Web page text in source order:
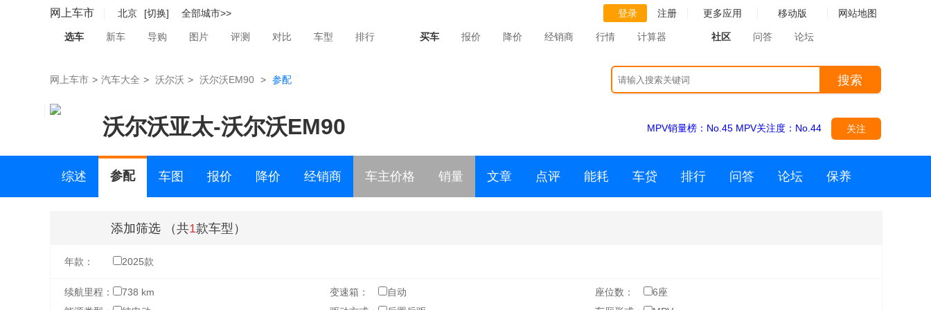
网上车市 北京 [切换] 全部城市>> 登录 注册 更多应用 移动版 网站地图
选车 新车 导购 图片 评测 对比 车型 排行 买车 报价 降价 经销商 行情 计算器 社区 问答 论坛
网上车市 > 汽车大全 > 沃尔沃 > 沃尔沃EM90 > 参配 搜索
沃尔沃亚太-沃尔沃EM90 MPV销量榜： No.45 MPV关注度： No.44 关注
综述 参配 车图 报价 降价 经销商 车主价格 销量 文章 点评 能耗 车贷 排行 问答 论坛 保养
添加筛选 （共1款车型）
年款： 2025款
续航里程： 738 km 变速箱： 自动 座位数：
6座